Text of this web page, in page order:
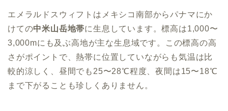
エメラルドスウィフトはメキシコ南部からパナマにか
けての中米山岳地帯に生息しています。標高は1,000〜
3,000mにも及ぶ高地が主な生息域です。この標高の高
さがポイントで、熱帯に位置していながらも気温は比
較的涼しく、昼間でも25〜28℃程度、夜間は15〜18℃
まで下がることも珍しくありません。